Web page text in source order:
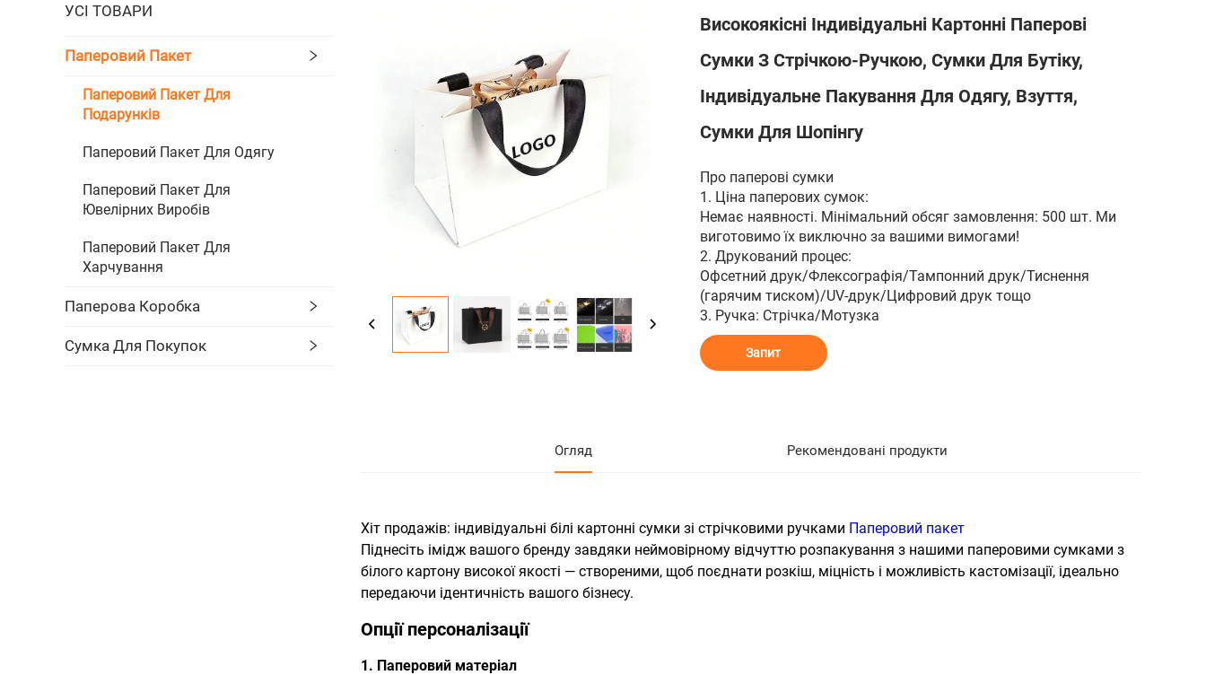
УСІ ТОВАРИ
Паперовий Пакет
Паперовий Пакет Для
Подарунків
Паперовий Пакет Для Одягу
Паперовий Пакет Для
Ювелірних Виробів
Паперовий Пакет Для
Харчування
Паперова Коробка
Сумка Для Покупок
Високоякісні Індивідуальні Картонні Паперові
Сумки З Стрічкою-Ручкою, Сумки Для Бутіку,
Індивідуальне Пакування Для Одягу, Взуття,
Сумки Для Шопінгу
Про паперові сумки
1. Ціна паперових сумок:
Немає наявності. Мінімальний обсяг замовлення: 500 шт. Ми
виготовимо їх виключно за вашими вимогами!
2. Друкований процес:
Офсетний друк/Флексографія/Тампонний друк/Тиснення
(гарячим тиском)/UV-друк/Цифровий друк тощо
3. Ручка: Стрічка/Мотузка
Запит
Огляд Рекомендовані продукти
Хіт продажів: індивідуальні білі картонні сумки зі стрічковими ручками Паперовий пакет
Піднесіть імідж вашого бренду завдяки неймовірному відчуттю розпакування з нашими паперовими сумками з
білого картону високої якості — створеними, щоб поєднати розкіш, міцність і можливість кастомізації, ідеально
передаючи ідентичність вашого бізнесу.
Опції персоналізації
1. Паперовий матеріал